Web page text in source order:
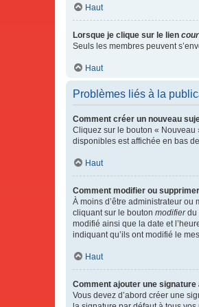
Haut
Lorsque je clique sur le lien
Seuls les membres peuvent
Haut
Problèmes liés à la
Comment créer un nouveau
Cliquez sur le bouton « Nouveau
disponibles est affichée en bas
Haut
Comment modifier ou
À moins d’être administrateur
cliquant sur le bouton modifierdu
modifié ainsi que la date et
indiquant qu’ils ont modifié le
Haut
Comment ajouter une
Vous devez d’abord créer une